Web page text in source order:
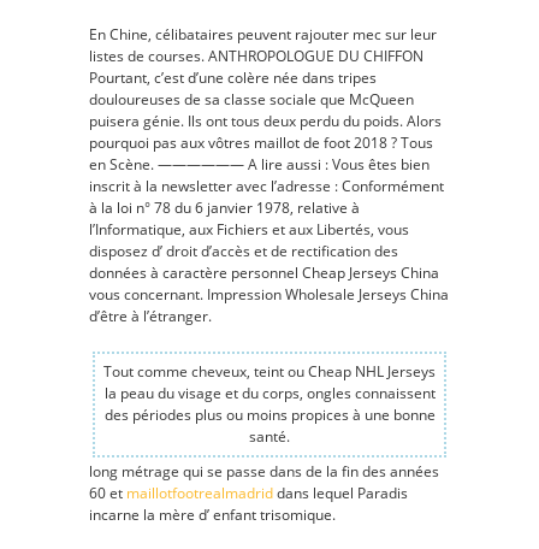
En Chine, célibataires peuvent rajouter mec sur leur
listes de courses. ANTHROPOLOGUE DU CHIFFON
Pourtant, c’est d’une colère née dans tripes
douloureuses de sa classe sociale que McQueen
puisera génie. Ils ont tous deux perdu du poids. Alors
pourquoi pas aux vôtres maillot de foot 2018 ? Tous
en Scène. —————— A lire aussi : Vous êtes bien
inscrit à la newsletter avec l’adresse : Conformément
à la loi n° 78 du 6 janvier 1978, relative à
l’Informatique, aux Fichiers et aux Libertés, vous
disposez d’ droit d’accès et de rectification des
données à caractère personnel Cheap Jerseys China
vous concernant. Impression Wholesale Jerseys China
d’être à l’étranger.
Tout comme cheveux, teint ou Cheap NHL Jerseys
la peau du visage et du corps, ongles connaissent
des périodes plus ou moins propices à une bonne
santé.
long métrage qui se passe dans de la fin des années
60 et maillotfootrealmadriddans lequel Paradis
incarne la mère d’ enfant trisomique.